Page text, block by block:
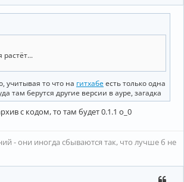
растёт...
учитывая то что на гитхабеесть только одна
там берутся другие версии в ауре, загадка
с кодом, то там будет 0.1.1 о_0
- они иногда сбываются так, что лучше б не